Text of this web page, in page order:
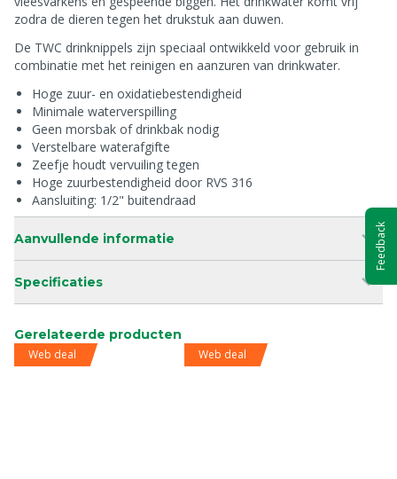
zodra de dieren tegen het drukstuk aan duwen.
De TWC drinknippels zijn speciaal ontwikkeld voor gebruik in
combinatie met het reinigen en aanzuren van drinkwater.
Hoge zuur- en oxidatiebestendigheid
Minimale waterverspilling
Geen morsbak of drinkbak nodig
Verstelbare waterafgifte
Zeefje houdt vervuiling tegen
Hoge zuurbestendigheid door RVS 316
Aansluiting: 1/2" buitendraad
Aanvullende informatie
Specificaties
Gerelateerde producten
Web deal Web deal
Feedback